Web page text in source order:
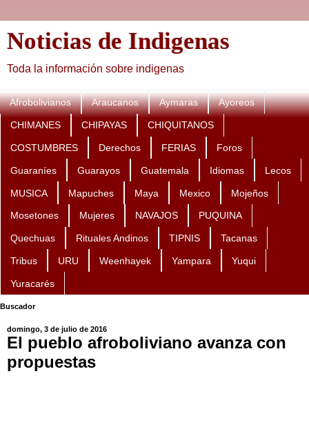
Noticias de Indigenas
Toda la información sobre indigenas
Afrobolivianos Araucanos Aymaras Ayoreos
CHIMANES CHIPAYAS CHIQUITANOS
COSTUMBRES Derechos FERIAS Foros
Guaraníes Guarayos Guatemala Idiomas Lecos
MUSICA Mapuches Maya Mexico Mojeños
Mosetones Mujeres NAVAJOS PUQUINA
Quechuas Rituales Andinos TIPNIS Tacanas
Tribus URU Weenhayek Yampara Yuqui
Yuracarés
Buscador
domingo, 3 de julio de 2016
El pueblo afroboliviano avanza con
propuestas